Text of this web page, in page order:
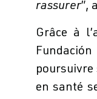
rassurer”,
Grâce à
poursuivre
en santé